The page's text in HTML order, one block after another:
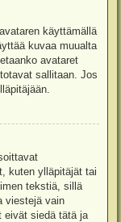
käyttämällä
kuvaa muualta
avataret
sallitaan. Jos
kuten ylläpitäjät tai
tekstiä, sillä
viestejä vain
eivät siedä tätä ja